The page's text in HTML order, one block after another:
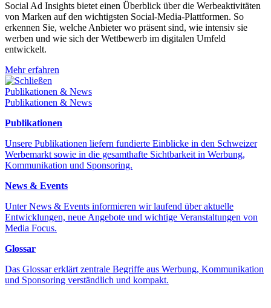
Social Ad Insights bietet einen Überblick über die Werbeaktivitäten
von Marken auf den wichtigsten Social-Media-Plattformen. So
erkennen Sie, welche Anbieter wo präsent sind, wie intensiv sie
werben und wie sich der Wettbewerb im digitalen Umfeld
entwickelt.
Mehr erfahren
Schließen
Publikationen & News
Publikationen & News
Publikationen
Unsere Publikationen liefern fundierte Einblicke in den Schweizer
Werbemarkt sowie in die gesamthafte Sichtbarkeit in Werbung,
Kommunikation und Sponsoring.
News & Events
Unter News & Events informieren wir laufend über aktuelle
Entwicklungen, neue Angebote und wichtige Veranstaltungen von
Media Focus.
Glossar
Das Glossar erklärt zentrale Begriffe aus Werbung, Kommunikation
und Sponsoring verständlich und kompakt.